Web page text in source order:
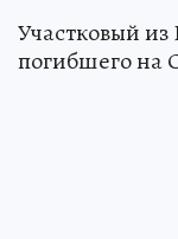
Участковый из
погибшего на